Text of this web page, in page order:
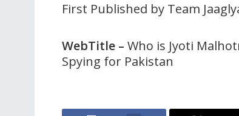
First Published by Team
WebTitle – Who is Jyoti
Spying for Pakistan